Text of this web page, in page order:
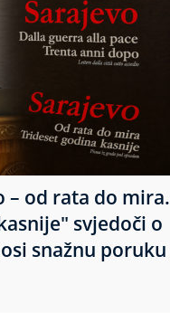
– od rata do mira.
svjedoči o
snažnu poruku